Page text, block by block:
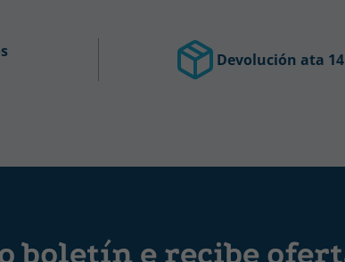
Devolución ata
boletín e recibe